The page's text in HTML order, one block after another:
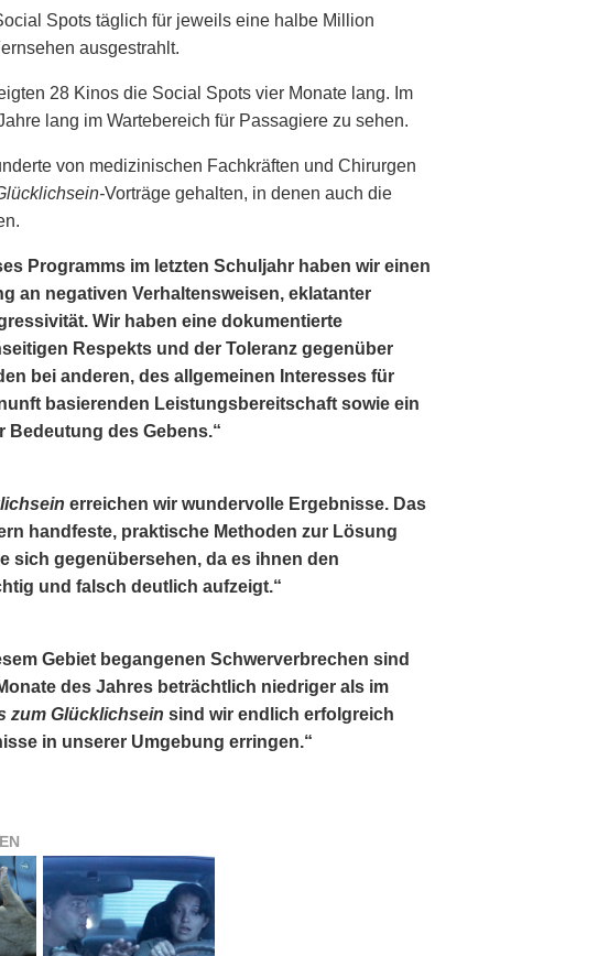
Spots täglich für jeweils eine halbe Million
ausgestrahlt.
28 Kinos die Social Spots vier Monate lang. Im
lang im Wartebereich für Passagiere zu sehen.
von medizinischen Fachkräften und Chirurgen
Vorträge gehalten, in denen auch die
Programms im letzten Schuljahr haben wir einen
an negativen Verhaltensweisen, eklatanter
Wir haben eine dokumentierte
Respekts und der Toleranz gegenüber
bei anderen, des allgemeinen Interesses für
basierenden Leistungsbereitschaft sowie ein
Bedeutung des Gebens.“
erreichen wir wundervolle Ergebnisse. Das
handfeste, praktische Methoden zur Lösung
sich gegenübersehen, da es ihnen den
und falsch deutlich aufzeigt.“
Gebiet begangenen Schwerverbrechen sind
des Jahres beträchtlich niedriger als im
zum Glücklichsein sind wir endlich erfolgreich
in unserer Umgebung erringen.“